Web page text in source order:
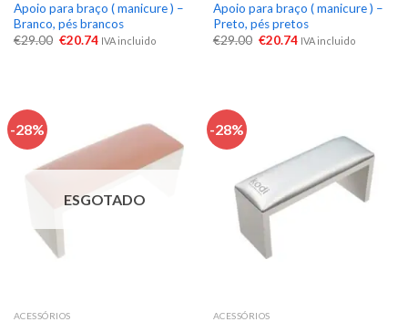
Apoio para braço ( manicure ) –
Branco, pés brancos
€29.00 €20.74 IVA incluido
Apoio para braço ( manicure ) –
Preto, pés pretos
€29.00 €20.74 IVA incluido
-28%
ESGOTADO
ACESSÓRIOS
-28%
ACESSÓRIOS